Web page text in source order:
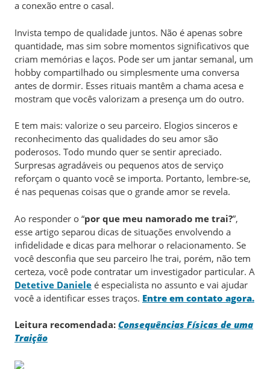
a conexão entre o casal.
Invista tempo de qualidade juntos. Não é apenas sobre
quantidade, mas sim sobre momentos significativos que
criam memórias e laços. Pode ser um jantar semanal, um
hobby compartilhado ou simplesmente uma conversa
antes de dormir. Esses rituais mantêm a chama acesa e
mostram que vocês valorizam a presença um do outro.
E tem mais: valorize o seu parceiro. Elogios sinceros e
reconhecimento das qualidades do seu amor são
poderosos. Todo mundo quer se sentir apreciado.
Surpresas agradáveis ou pequenos atos de serviço
reforçam o quanto você se importa. Portanto, lembre-se,
é nas pequenas coisas que o grande amor se revela.
Ao responder o “por que meu namorado me trai?”,
esse artigo separou dicas de situações envolvendo a
infidelidade e dicas para melhorar o relacionamento. Se
você desconfia que seu parceiro lhe trai, porém, não tem
certeza, você pode contratar um investigador particular. A
Detetive Daniele é especialista no assunto e vai ajudar
você a identificar esses traços. Entre em contato agora.
Leitura recomendada: Consequências Físicas de uma
Traição